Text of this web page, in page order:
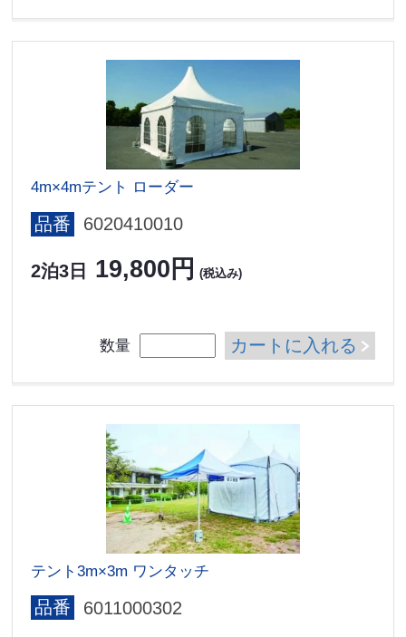
4m×4mテント ローダー
品番 6020410010
2泊3日 19,800円 (税込み)
数量 カートに入れる
テント3m×3m ワンタッチ
品番 6011000302